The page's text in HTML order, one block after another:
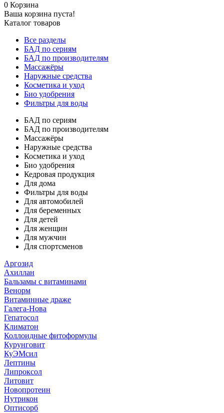
0 Корзина
Ваша корзина пуста!
Каталог товаров
Все разделы
БАД по сериям
БАД по производителям
Массажёры
Наружные средства
Косметика и уход
Био удобрения
Фильтры для воды
БАД по сериям
БАД по производителям
Массажёры
Наружные средства
Косметика и уход
Био удобрения
Кедровая продукция
Для дома
Фильтры для воды
Для автомобилей
Для беременных
Для детей
Для женщин
Для мужчин
Для спортсменов
Аргозид
Ахиллан
Бальзамы с витаминами
Венорм
Витаминные драже
Галега-Нова
Гепатосол
Климатон
Коллоидные фитоформулы
Курунговит
КуЭМсил
Лептины
Липроксол
Литовит
Новопротеин
Нутрикон
Оптисорб